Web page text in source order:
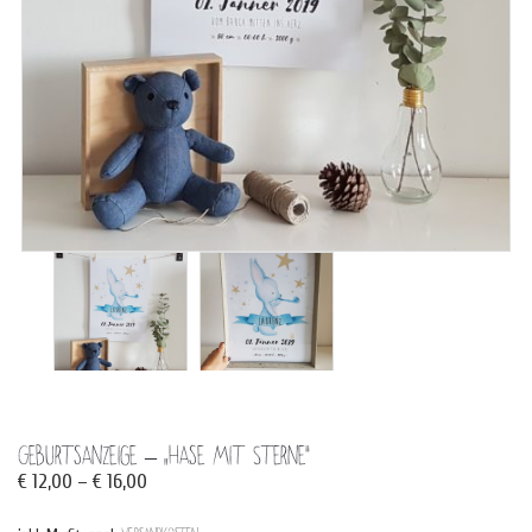
Geburtsanzeige – „Hase Mit Sterne“
€ 12,00 – € 16,00